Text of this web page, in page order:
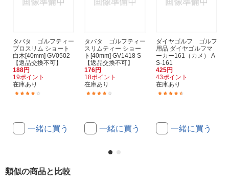
タバタ ゴルフティー
プロスリム ショート
白木[40mm] GV0502
【返品交換不可】
188円
19ポイント
在庫あり
一緒に買う
タバタ ゴルフティー
スリムティー ショー
ト[40mm] GV1418 S
【返品交換不可】
176円
18ポイント
在庫あり
一緒に買う
ダイヤゴルフ ゴルフ
用品 ダイヤゴルフマ
ーカー161（カメ） A
S-161
425円
43ポイント
在庫あり
一緒に買う
類似の商品と比較